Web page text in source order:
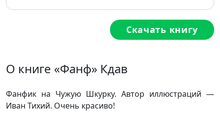
Скачать книгу
О книге «Фанф» Кдав
Фанфик на Чужую Шкурку. Автор иллюстраций —
Иван Тихий. Очень красиво!